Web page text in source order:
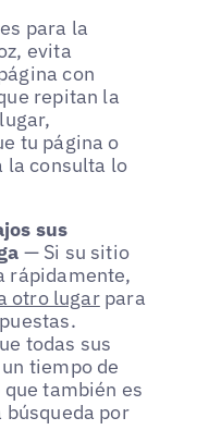
para la
evita
con
repitan la
tu página o
la consulta lo
sus
— Si su sitio
rápidamente,
otro lugarpara
todas sus
tiempo de
también es
búsqueda por